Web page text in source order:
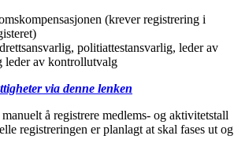
(krever registrering i
politiattestansvarlig, leder av
leder av kontrollutvalg
via denne lenken
å registrere medlems- og aktivitetstall
registreringen er planlagt at skal fases ut og